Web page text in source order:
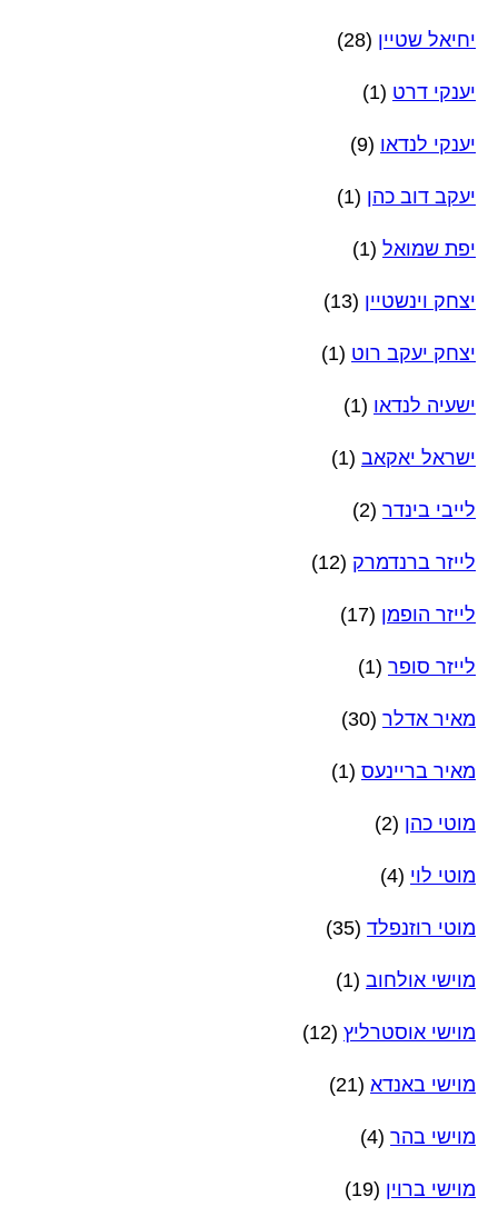
יחיאל שטיין (28)
יענקי דרט (1)
יענקי לנדאו (9)
יעקב דוב כהן (1)
יפת שמואל (1)
יצחק וינשטיין (13)
יצחק יעקב רוט (1)
ישעיה לנדאו (1)
ישראל יאקאב (1)
לייבי בינדר (2)
לייזר ברנדמרק (12)
לייזר הופמן (17)
לייזר סופר (1)
מאיר אדלר (30)
מאיר בריינעס (1)
מוטי כהן (2)
מוטי לוי (4)
מוטי רוזנפלד (35)
מוישי אולחוב (1)
מוישי אוסטרליץ (12)
מוישי באנדא (21)
מוישי בהר (4)
מוישי ברוין (19)